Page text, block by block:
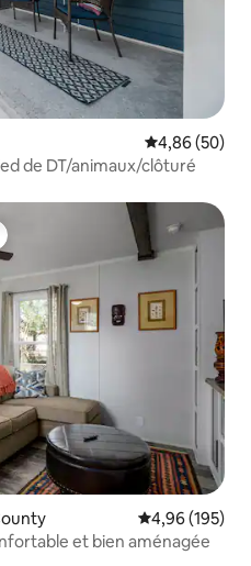
Évaluation
4,86 (50)
de DT/animaux/clôturé
plus appréciés
Évaluation
4,96 (195)
et bien aménagée